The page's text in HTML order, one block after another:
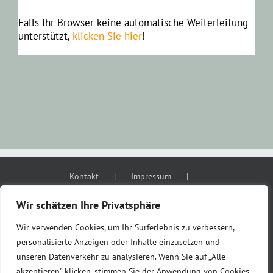
Wir schätzen Ihre Privatsphäre
Wir verwenden Cookies, um Ihr Surferlebnis zu verbessern,
personalisierte Anzeigen oder Inhalte einzusetzen und
unseren Datenverkehr zu analysieren. Wenn Sie auf „Alle
Falls Ihr Browser keine automatische Weiterleitung
unterstützt, klicken Sie hier!
Kontakt
Impressum